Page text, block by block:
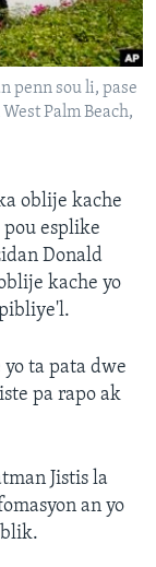
penn sou li, pase
Palm Beach,
oblije kache
esplike
Donald
kache yo
ta pata dwe
pa rapo ak
Jistis la
an yo